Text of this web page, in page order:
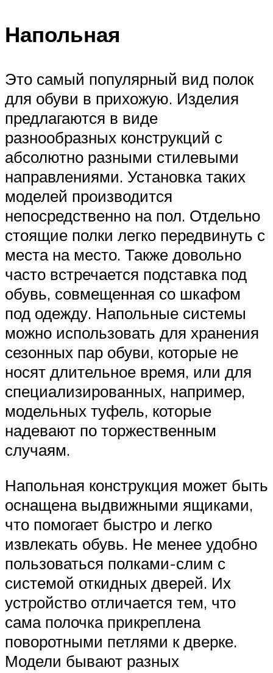
Напольная
Это самый популярный вид полок
для обуви в прихожую. Изделия
предлагаются в виде
разнообразных конструкций с
абсолютно разными стилевыми
направлениями. Установка таких
моделей производится
непосредственно на пол. Отдельно
стоящие полки легко передвинуть с
места на место. Также довольно
часто встречается подставка под
обувь, совмещенная со шкафом
под одежду. Напольные системы
можно использовать для хранения
сезонных пар обуви, которые не
носят длительное время, или для
специализированных, например,
модельных туфель, которые
надевают по торжественным
случаям.
Напольная конструкция может быть
оснащена выдвижными ящиками,
что помогает быстро и легко
извлекать обувь. Не менее удобно
пользоваться полками-слим с
системой откидных дверей. Их
устройство отличается тем, что
сама полочка прикреплена
поворотными петлями к дверке.
Модели бывают разных